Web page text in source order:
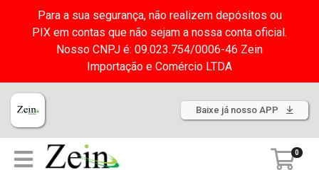
Para a sua segurança, não realizem depósitos ou
PIX em contas que não sejam a nossa conta oficial.
Nosso CNPJ é: 09.023.754/0006-46 Zein
Importação e Comércio LTDA
Baixe já nosso APP
0